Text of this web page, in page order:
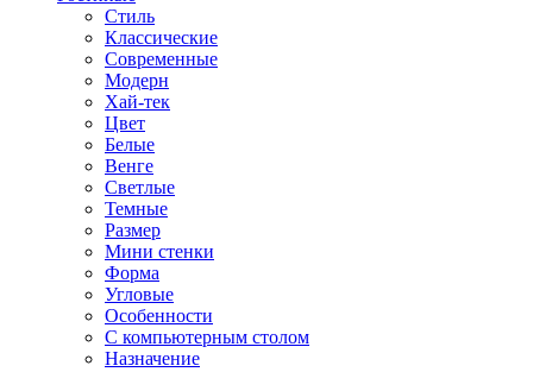
Стиль
Классические
Современные
Модерн
Хай-тек
Цвет
Белые
Венге
Светлые
Темные
Размер
Мини стенки
Форма
Угловые
Особенности
С компьютерным столом
Назначение